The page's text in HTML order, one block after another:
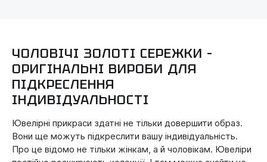
ЧОЛОВІЧІ ЗОЛОТІ СЕРЕЖКИ –
ОРИГІНАЛЬНІ ВИРОБИ ДЛЯ
ПІДКРЕСЛЕННЯ
ІНДИВІДУАЛЬНОСТІ
Ювелірні прикраси здатні не тільки довершити образ.
Вони ще можуть підкреслити вашу індивідуальність.
Про це відомо не тільки жінкам, а й чоловікам. Ювеліри